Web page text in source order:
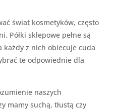
świat kosmetyków, często
Półki sklepowe pełne są
z nich obiecuje cuda
te odpowiednie dla
naszych
mamy suchą, tłustą czy